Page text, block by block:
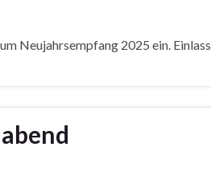
Neujahrsempfang 2025 ein. Einlass